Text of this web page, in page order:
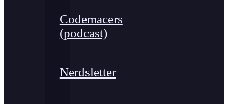
Codemacers
(podcast)
Nerdsletter